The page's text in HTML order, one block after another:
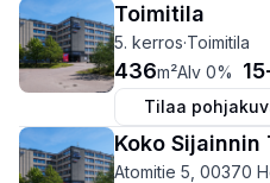
Toimitila
5. kerros·Toimitila
436m²Alv 0% 15
Tilaa
Koko Sijainnin
Atomitie 5, 00370